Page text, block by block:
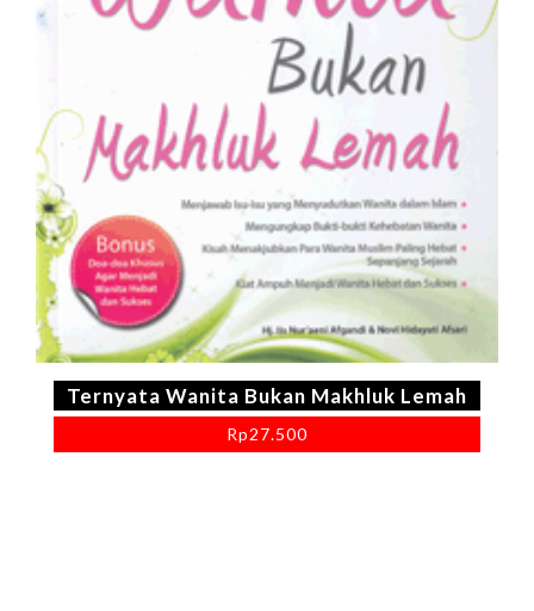
Ternyata Wanita Bukan Makhluk Lemah
Rp27.500